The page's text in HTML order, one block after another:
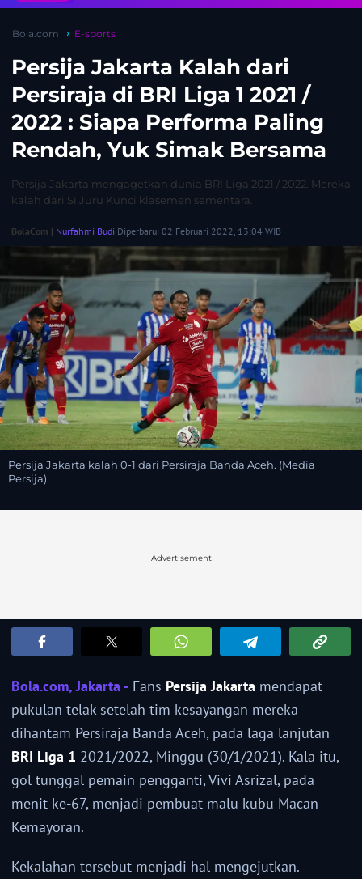
Bola.com E-sports
Persija Jakarta Kalah dari
Persiraja di BRI Liga 1 2021 /
2022 : Siapa Performa Paling
Rendah, Yuk Simak Bersama
Persija Jakarta mengagetkan dunia BRI Liga 2021 / 2022. Mereka
kalah dari Si Juru Kunci klasemen sementara.
BolaCom | Nurfahmi Budi Diperbarui 02 Februari 2022, 13:04 WIB
Persija Jakarta kalah 0-1 dari Persiraja Banda Aceh. (Media
Persija).
Advertisement
Bola.com, Jakarta - Fans Persija Jakarta mendapat
pukulan telak setelah tim kesayangan mereka
dihantam Persiraja Banda Aceh, pada laga lanjutan
BRI Liga 1 2021/2022, Minggu (30/1/2021). Kala itu,
gol tunggal pemain pengganti, Vivi Asrizal, pada
menit ke-67, menjadi pembuat malu kubu Macan
Kemayoran.
Kekalahan tersebut menjadi hal mengejutkan.